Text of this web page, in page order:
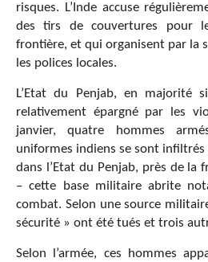
risques. L’Inde accuse
des tirs de couvertures pour
frontière, et qui organisent par la
les polices locales.
L’Etat du Penjab, en majorité
relativement épargné par les
janvier, quatre hommes
uniformes indiens se sont
dans l’Etat du Penjab, près de la
– cette base militaire abrite
combat. Selon une source
sécurité » ont été tués et trois
Selon l’armée, ces hommes